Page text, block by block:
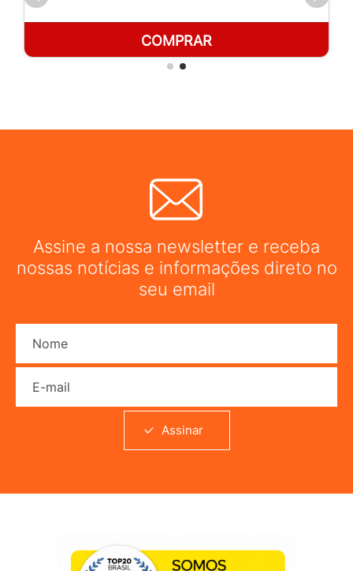
COMPRAR
Assine a nossa newsletter e receba
nossas notícias e informações direto no
seu email
Assinar